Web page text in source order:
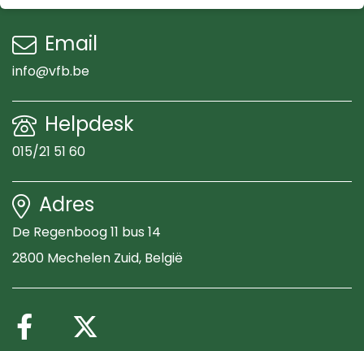
Email
info@vfb.be
Helpdesk
015/21 51 60
Adres
De Regenboog 11 bus 14
2800 Mechelen Zuid, België
Volg ons op Facebook